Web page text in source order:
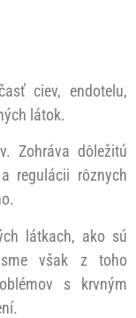
ciev, endotelu,
látok.
Zohráva dôležitú
regulácii rôznych
látkach, ako sú
však z toho
s krvným